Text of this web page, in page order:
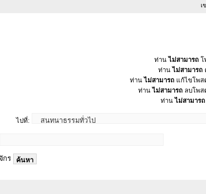
เ
ท่านไม่สามารถ โ
ท่านไม่สามารถ
ท่านไม่สามารถ แก้ไขโพส
ท่านไม่สามารถ ลบโพส
ท่านไม่สามารถ
ไปที่:
กร